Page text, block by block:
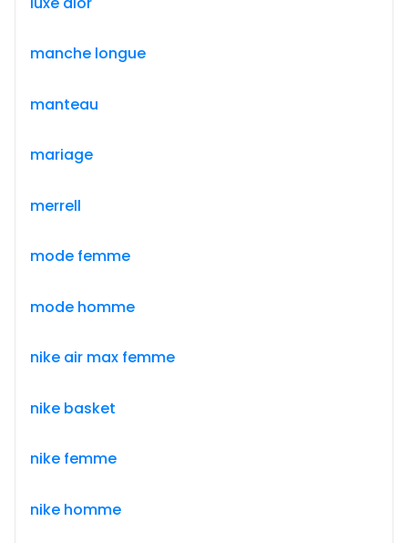
manche longue
manteau
mariage
merrell
mode femme
mode homme
nike air max femme
nike basket
nike femme
nike homme